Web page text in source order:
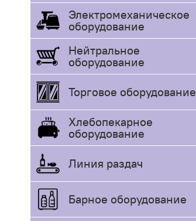
Электромеханическое
оборудование
Нейтральное
оборудование
Торговое оборудование
Хлебопекарное
оборудование
Линия раздач
Барное оборудование